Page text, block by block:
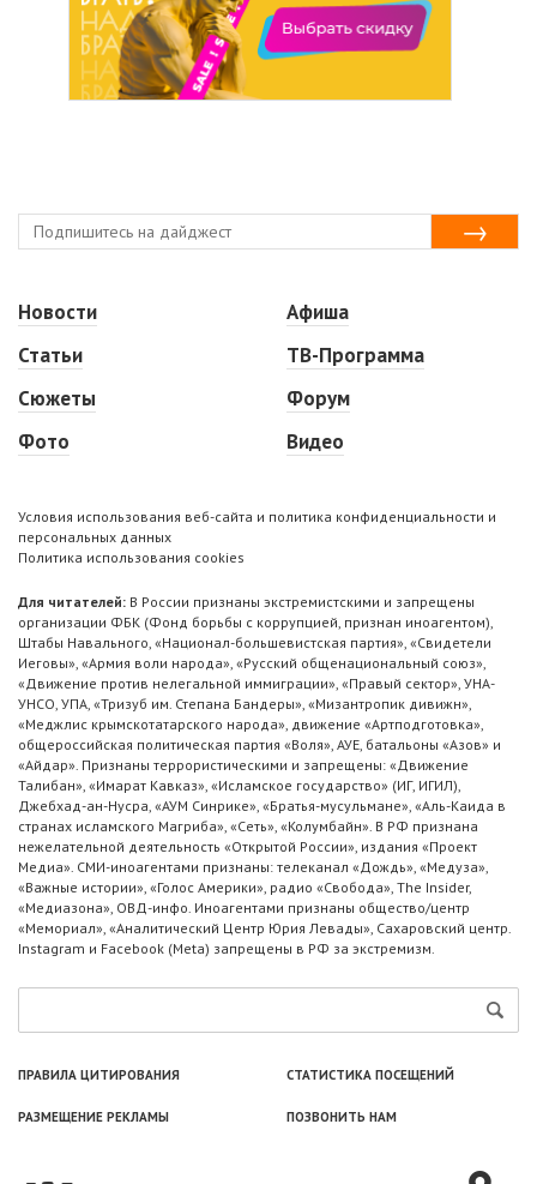
Новости
Статьи
Сюжеты
Фото
Афиша
ТВ-Программа
Форум
Видео
Условия использования веб-сайта и политика конфиденциальности и
персональных данных
Политика использования cookies
Для читателей: В России признаны экстремистскими и запрещены
организации ФБК (Фонд борьбы с коррупцией, признан иноагентом),
Штабы Навального, «Национал-большевистская партия», «Свидетели
Иеговы», «Армия воли народа», «Русский общенациональный союз»,
«Движение против нелегальной иммиграции», «Правый сектор», УНА-
УНСО, УПА, «Тризуб им. Степана Бандеры», «Мизантропик дивижн»,
«Меджлис крымскотатарского народа», движение «Артподготовка»,
общероссийская политическая партия «Воля», АУЕ, батальоны «Азов» и
«Айдар». Признаны террористическими и запрещены: «Движение
Талибан», «Имарат Кавказ», «Исламское государство» (ИГ, ИГИЛ),
Джебхад-ан-Нусра, «АУМ Синрике», «Братья-мусульмане», «Аль-Каида в
странах исламского Магриба», «Сеть», «Колумбайн». В РФ признана
нежелательной деятельность «Открытой России», издания «Проект
Медиа». СМИ-иноагентами признаны: телеканал «Дождь», «Медуза»,
«Важные истории», «Голос Америки», радио «Свобода», The Insider,
«Медиазона», ОВД-инфо. Иноагентами признаны общество/центр
«Мемориал», «Аналитический Центр Юрия Левады», Сахаровский центр.
Instagram и Facebook (Metа) запрещены в РФ за экстремизм.
ПРАВИЛА ЦИТИРОВАНИЯ СТАТИСТИКА ПОСЕЩЕНИЙ
РАЗМЕЩЕНИЕ РЕКЛАМЫ ПОЗВОНИТЬ НАМ